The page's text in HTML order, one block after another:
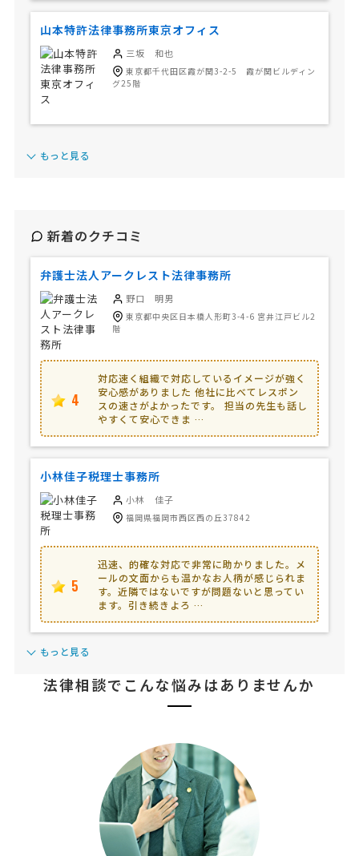
山本特許法律事務所東京オフィス
三坂 和也
東京都千代田区霞が関3-2-5 霞が関ビルディン
グ25階
もっと見る
新着のクチコミ
弁護士法人アークレスト法律事務所
野口 明男
東京都中央区日本橋人形町3-4-6 宮井江戸ビル2
階
4
対応速く組織で対応しているイメージが強く
安心感がありました 他社に比べてレスポン
スの速さがよかったです。 担当の先生も話し
やすくて安心できま …
小林佳子税理士事務所
小林 佳子
福岡県福岡市西区西の丘37842
5
迅速、的確な対応で非常に助かりました。メ
ールの文面からも温かなお人柄が感じられま
す。近隣ではないですが問題ないと思ってい
ます。引き続きよろ …
もっと見る
法律相談で こんな悩みはありませんか